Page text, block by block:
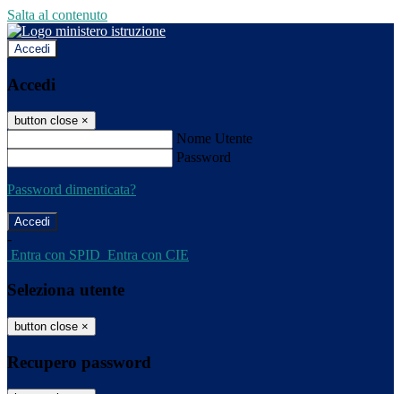
Salta al contenuto
Accedi
Accedi
button close ×
Nome Utente
Password
Password dimenticata?
-
Entra con SPID Entra con CIE
Seleziona utente
button close ×
Recupero password